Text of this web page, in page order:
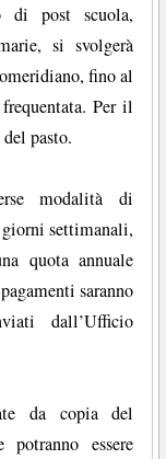
di post scuola,
si svolgerà
fino al
Per il
pasto.
modalità di
settimanali,
quota annuale
saranno
dall’Ufficio
da copia del
essere